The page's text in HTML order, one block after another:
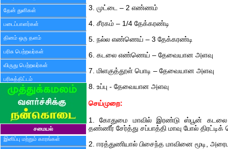
தேன் துளிகள்
படைப்பாளர்கள்
தினம் ஒரு தளம்
பரிசு பெற்றவர்கள்
விருது பெற்றவர்கள்
பரிசுத்திட்டம்
சமையல்
இனிப்பு மற்றும் காரங்கள்
3. முட்டை – 2 எண்ணம்
4. சீரகம் – 1/4 தேக்கரண்டி
5. நல்ல எண்ணெய் – 3 தேக்கரண்டி
6. கடலை எண்ணெய் – தேவையான அளவு
7. மிளகுத்தூள் பொடி – தேவையான அளவு
8. உப்பு - தேவையான அளவு
செய்முறை:
1. கோதுமை மாவில் இரண்டு ஸ்பூன்
தண்ணீர் சேர்த்து சப்பாத்தி மாவு போல்
2. ஈரத்துணியால் பிசைந்த மாவினை மூடி,